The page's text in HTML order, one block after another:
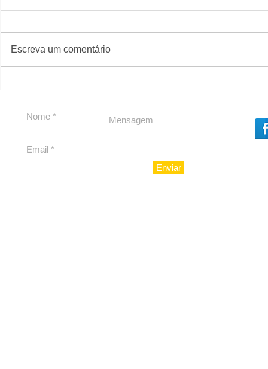
para São Paulo
Escreva um comentário
#Sugestões
Enviar